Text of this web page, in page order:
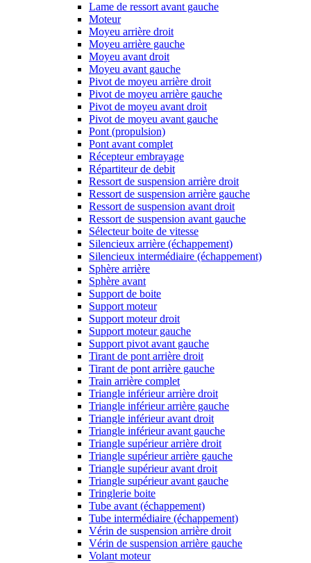
Lame de ressort avant gauche
Moteur
Moyeu arrière droit
Moyeu arrière gauche
Moyeu avant droit
Moyeu avant gauche
Pivot de moyeu arrière droit
Pivot de moyeu arrière gauche
Pivot de moyeu avant droit
Pivot de moyeu avant gauche
Pont (propulsion)
Pont avant complet
Récepteur embrayage
Répartiteur de debit
Ressort de suspension arrière droit
Ressort de suspension arrière gauche
Ressort de suspension avant droit
Ressort de suspension avant gauche
Sélecteur boite de vitesse
Silencieux arrière (échappement)
Silencieux intermédiaire (échappement)
Sphère arrière
Sphère avant
Support de boite
Support moteur
Support moteur droit
Support moteur gauche
Support pivot avant gauche
Tirant de pont arrière droit
Tirant de pont arrière gauche
Train arrière complet
Triangle inférieur arrière droit
Triangle inférieur arrière gauche
Triangle inférieur avant droit
Triangle inférieur avant gauche
Triangle supérieur arrière droit
Triangle supérieur arrière gauche
Triangle supérieur avant droit
Triangle supérieur avant gauche
Tringlerie boite
Tube avant (échappement)
Tube intermédiaire (échappement)
Vérin de suspension arrière droit
Vérin de suspension arrière gauche
Volant moteur